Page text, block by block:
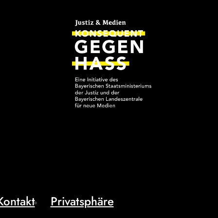
Privatsphäre